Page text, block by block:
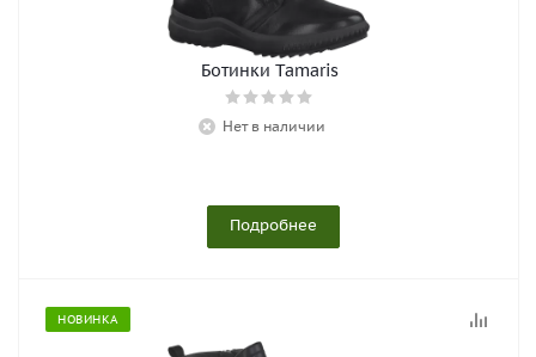
Ботинки Tamaris
Нет в наличии
Подробнее
НОВИНКА